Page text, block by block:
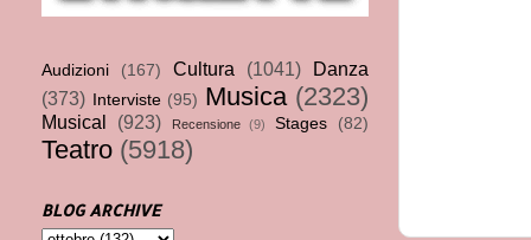
Audizioni (167) Cultura (1041)
Danza
(373)
Interviste (95) Musica (2323)
Musical (923) Recensione (9) Stages (82)
Teatro (5918)
BLOG ARCHIVE